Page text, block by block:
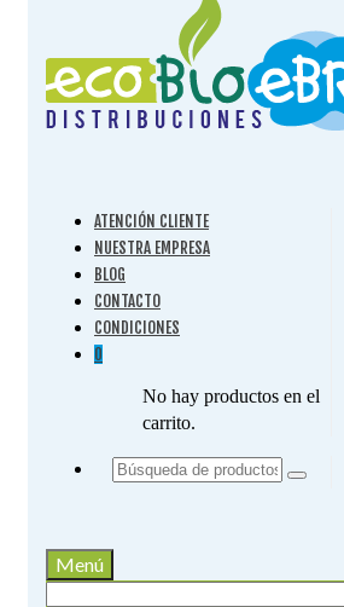
ATENCIÓN CLIENTE
NUESTRA EMPRESA
BLOG
CONTACTO
CONDICIONES
0
No hay productos en el
carrito.
Buscar
Menú